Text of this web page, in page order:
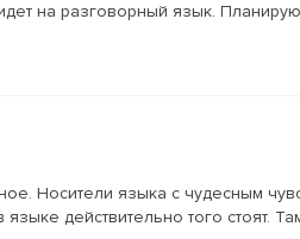
на разговорный язык.
Носители языка с чудесным
действительно того стоят.